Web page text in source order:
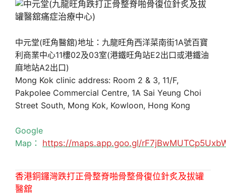
中元堂(旺角醫舘)地址：九龍旺角西洋菜南街1A號百寶
利商業中心11樓02及03室(港鐵旺角站E2出口或港鐵油
麻地站A2出口)
Mong Kok clinic address: Room 2 & 3, 11/F,
Pakpolee Commercial Centre, 1A Sai Yeung Choi
Street South, Mong Kok, Kowloon, Hong Kong
Google
Map： https://maps.app.goo.gl/
香港銅鑼灣跌打正骨整脊啪骨整骨復位針炙及拔罐
醫舘